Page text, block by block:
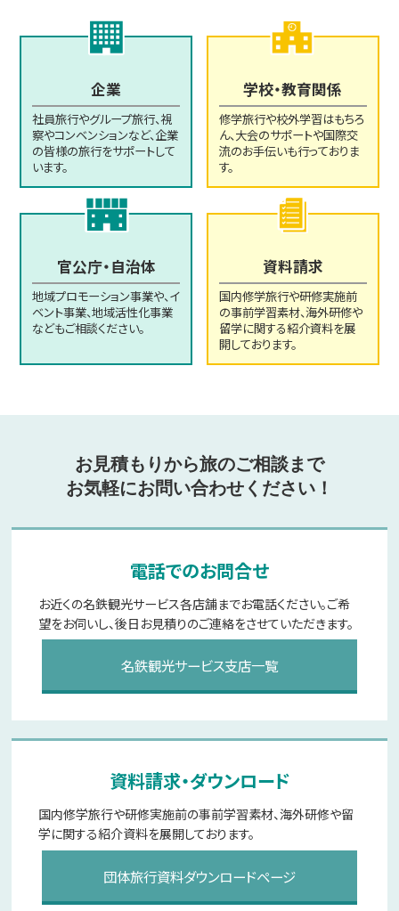
企業
社員旅行やグループ旅行、視
察やコンベンションなど、企業
の皆様の旅行をサポートして
います。
学校・教育関係
修学旅行や校外学習はもちろ
ん、大会のサポートや国際交
流のお手伝いも行っておりま
す。
官公庁・自治体
地域プロモーション事業や、イ
ベント事業、地域活性化事業
などもご相談ください。
官公庁・自治体のページへ
資料請求
国内修学旅行や研修実施前
の事前学習素材、海外研修や
留学に関する紹介資料を展
開しております。
お見積もりから旅のご相談まで
お気軽にお問い合わせください！
電話でのお問合せ
お近くの名鉄観光サービス各店舗までお電話ください。ご希
望をお伺いし、後日お見積りのご連絡をさせていただきます。
名鉄観光サービス支店一覧
資料請求・ダウンロード
国内修学旅行や研修実施前の事前学習素材、海外研修や留
学に関する紹介資料を展開しております。
団体旅行資料ダウンロードページ